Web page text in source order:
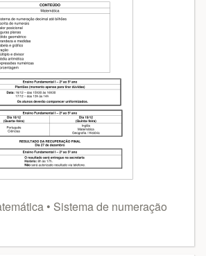
• Sistema de numeração